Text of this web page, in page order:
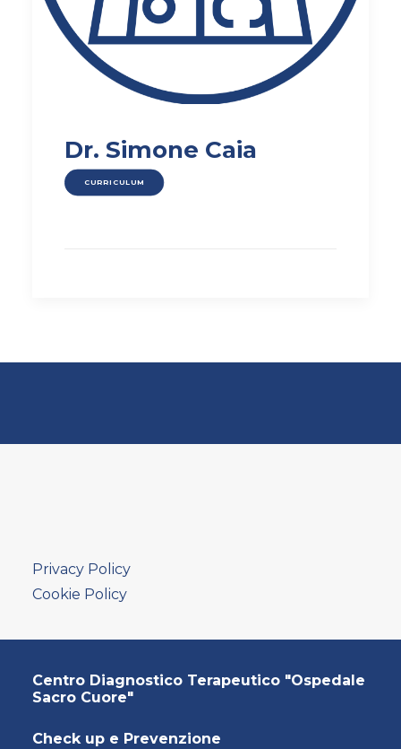
Dr. Simone Caia
CURRICULUM
Privacy Policy
Cookie Policy
Centro Diagnostico Terapeutico "Ospedale
Sacro Cuore"
Check up e Prevenzione